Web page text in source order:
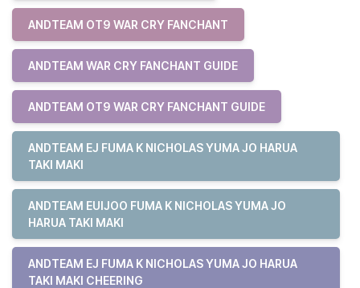
ANDTEAM OT9 WAR CRY FANCHANT
ANDTEAM WAR CRY FANCHANT GUIDE
ANDTEAM OT9 WAR CRY FANCHANT GUIDE
ANDTEAM EJ FUMA K NICHOLAS YUMA JO HARUA
TAKI MAKI
ANDTEAM EUIJOO FUMA K NICHOLAS YUMA JO
HARUA TAKI MAKI
ANDTEAM EJ FUMA K NICHOLAS YUMA JO HARUA
TAKI MAKI CHEERING